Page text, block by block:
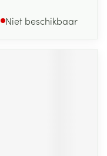
Niet beschikbaar